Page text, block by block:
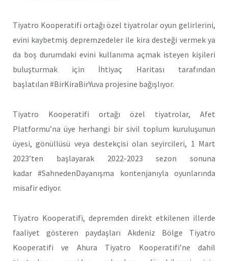
Tiyatro Kooperatifi ortağı özel tiyatrolar oyun gelirlerini,
evini kaybetmiş depremzedeler ile kira desteği vermek ya
da boş durumdaki evini kullanıma açmak isteyen kişileri
buluşturmak için İhtiyaç Haritası tarafından
başlatılan #BirKiraBirYuva projesine bağışlıyor.
Tiyatro Kooperatifi ortağı özel tiyatrolar, Afet
Platformu’na üye herhangi bir sivil toplum kuruluşunun
üyesi, gönüllüsü veya destekçisi olan seyircileri, 1 Mart
2023’ten başlayarak 2022-2023 sezon sonuna
kadar #SahnedenDayanışma kontenjanıyla oyunlarında
misafir ediyor.
Tiyatro Kooperatifi, depremden direkt etkilenen illerde
faaliyet gösteren paydaşları Akdeniz Bölge Tiyatro
Kooperatifi ve Ahura Tiyatro Kooperatifi’ne dahil